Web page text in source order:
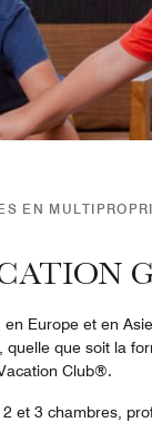
EN
Europe et en
que soit la
Club®.
et 3 chambres,